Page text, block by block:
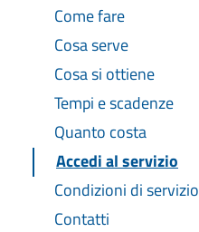
Come fare
Cosa serve
Cosa si ottiene
Tempi e scadenze
Quanto costa
Accedi al servizio
Condizioni di servizio
Contatti